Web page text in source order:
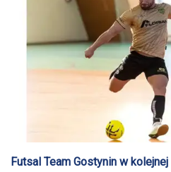
Futsal Team Gostynin w